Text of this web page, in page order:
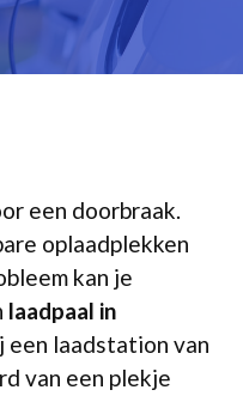
een doorbraak.
oplaadplekken
kan je
laadpaal in
een laadstation van
van een plekje